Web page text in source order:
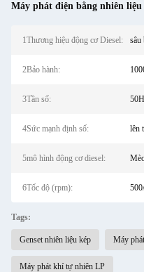
Máy phát điện bằng nhiên liệu
1Thương hiệu động cơ Diesel: sâu
2Bảo hành:
3Tần số:
4Sức mạnh định số: lên
5mô hình động cơ diesel:
6Tốc độ (rpm):
Tags:
Genset nhiên liệu kép Máy
Máy phát khí tự nhiên LP